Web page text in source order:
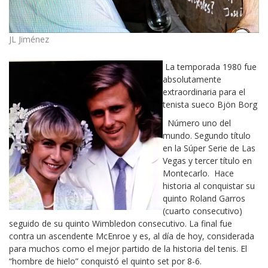
JL Jiménez
La temporada 1980 fue
absolutamente
extraordinaria para el
tenista sueco Bjön Borg
Número uno del
mundo. Segundo título
en la Súper Serie de Las
Vegas y tercer título en
Montecarlo. Hace
historia al conquistar su
quinto Roland Garros
(cuarto consecutivo)
seguido de su quinto Wimbledon consecutivo. La final fue
contra un ascendente McEnroe y es, al día de hoy, considerada
para muchos como el mejor partido de la historia del tenis. El
“hombre de hielo” conquistó el quinto set por 8-6.